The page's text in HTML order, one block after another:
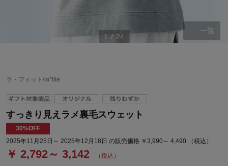
1 / 24
一覧
ラ・フィット/la*fite
すっきり見えラメ裏毛スウェット
30%OFF
2025年11月25日～ 2025年12月18日 の販売価格 ￥3,990～ 4,490 （税込）
￥ 2,792～ 3,142 （税込）